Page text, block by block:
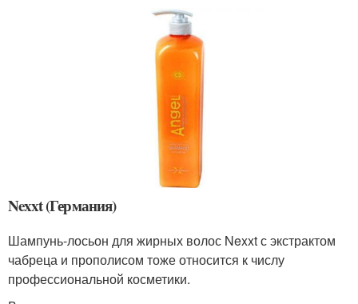
Nexxt (Германия)
Шампунь-лосьон для жирных волос Nexxt с экстрактом
чабреца и прополисом тоже относится к числу
профессиональной косметики.